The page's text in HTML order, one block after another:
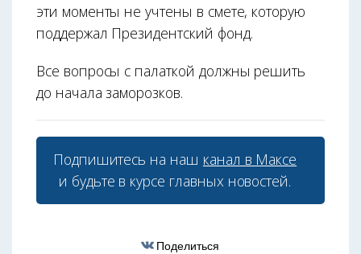
эти моменты не учтены в смете, которую
поддержал Президентский фонд.
Все вопросы с палаткой должны решить
до начала заморозков.
Подпишитесь на наш канал в Максе
и будьте в курсе главных новостей.
Поделиться